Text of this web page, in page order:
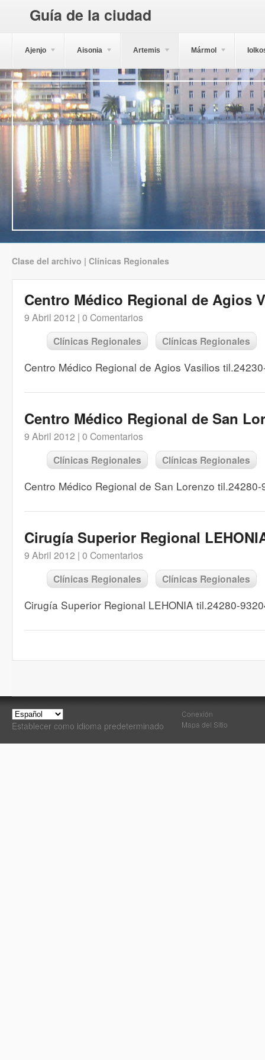
Guía de la ciudad
Ajenjo Aisonia Artemis Mármol
Clase del archivo | Clínicas Regionales
Centro Médico Regional de Agios
9 Abril 2012 | 0 Comentarios
Clínicas Regionales Clínicas Regionales
Centro Médico Regional de Agios Vasilios
Centro Médico Regional de San
9 Abril 2012 | 0 Comentarios
Clínicas Regionales Clínicas Regionales
Centro Médico Regional de San Lorenzo til.24280-
Cirugía Superior Regional
9 Abril 2012 | 0 Comentarios
Clínicas Regionales Clínicas Regionales
Cirugía Superior Regional LEHONIA til.24280-
Establecer como idioma predeterminado
Conexión
Mapa del Sitio